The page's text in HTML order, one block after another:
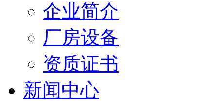
企业简介
厂房设备
资质证书
新闻中心